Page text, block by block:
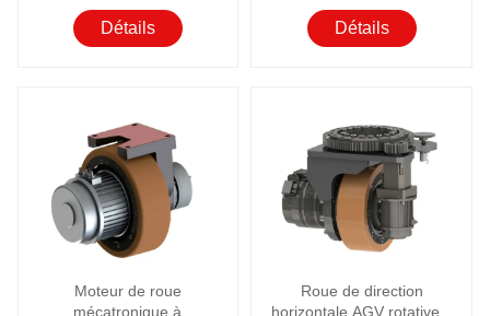
chariots élévateurs AGV
AMR
Détails
360°
Détails
Moteur de roue
mécatronique à
Roue de direction
horizontale AGV rotative à